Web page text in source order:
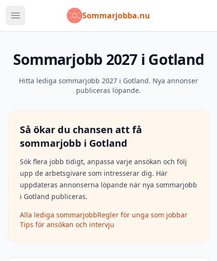
Öppna huvudmenySommarjobba.nu
Sommarjobb 2027 i Gotland
Hitta lediga sommarjobb 2027 i Gotland. Nya annonser
publiceras löpande.
Så ökar du chansen att få
sommarjobb i Gotland
Sök flera jobb tidigt, anpassa varje ansökan och följ
upp de arbetsgivare som intresserar dig. Här
uppdateras annonserna löpande när nya sommarjobb
i Gotland publiceras.
Alla lediga sommarjobbRegler för unga som jobbar
Tips för ansökan och intervju